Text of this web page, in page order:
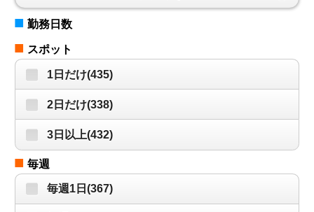
■ 勤務日数
■ スポット
1日だけ(435)
2日だけ(338)
3日以上(432)
■ 毎週
毎週1日(367)